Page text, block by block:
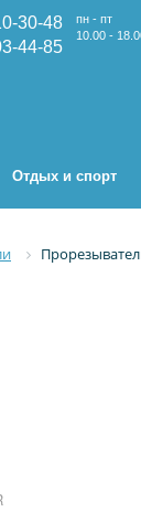
30-48
пн - пт
10.00 -
44-85
Отдых и спорт